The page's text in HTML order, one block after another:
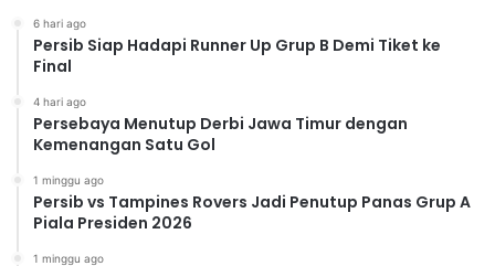
6 hari ago
Persib Siap Hadapi Runner Up Grup B Demi Tiket ke
Final
4 hari ago
Persebaya Menutup Derbi Jawa Timur dengan
Kemenangan Satu Gol
1 minggu ago
Persib vs Tampines Rovers Jadi Penutup Panas Grup A
Piala Presiden 2026
1 minggu ago